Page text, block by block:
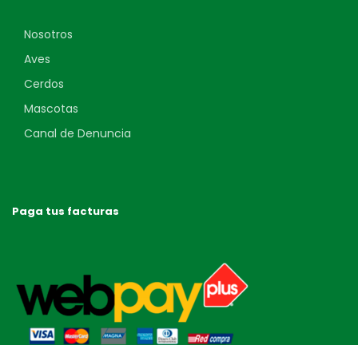
Nosotros
Aves
Cerdos
Mascotas
Canal de Denuncia
Paga tus facturas